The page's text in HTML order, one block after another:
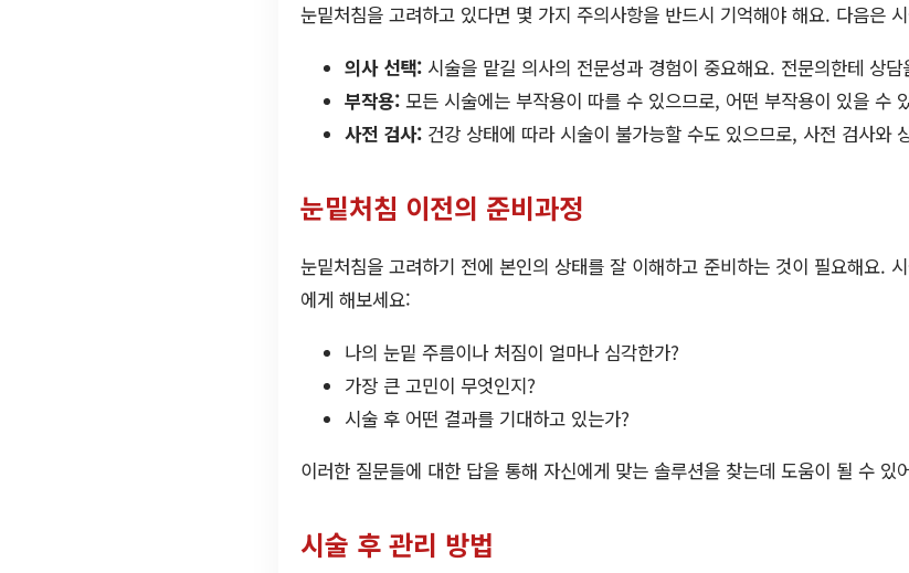
눈밑처침을 고려하고 있다면 몇 가지 주의사항을 반드시 기억해야 해요. 다음은
의사 선택: 시술을 맡길 의사의 전문성과 경험이 중요해요. 전문의한테 상
부작용: 모든 시술에는 부작용이 따를 수 있으므로, 어떤 부작용이 있을 수
사전 검사: 건강 상태에 따라 시술이 불가능할 수도 있으므로, 사전 검사와
눈밑처침 이전의 준비과정
눈밑처침을 고려하기 전에 본인의 상태를 잘 이해하고 준비하는 것이 필요해요.
에게 해보세요:
나의 눈밑 주름이나 처짐이 얼마나 심각한가?
가장 큰 고민이 무엇인지?
시술 후 어떤 결과를 기대하고 있는가?
이러한 질문들에 대한 답을 통해 자신에게 맞는 솔루션을 찾는데 도움이 될 수 있
시술 후 관리 방법